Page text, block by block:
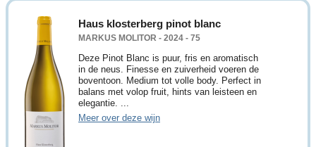
Haus klosterberg pinot blanc
MARKUS MOLITOR - 2024 - 75
Deze Pinot Blanc is puur, fris en aromatisch
in de neus. Finesse en zuiverheid voeren de
boventoon. Medium tot volle body. Perfect in
balans met volop fruit, hints van leisteen en
elegantie. ...
Meer over deze wijn